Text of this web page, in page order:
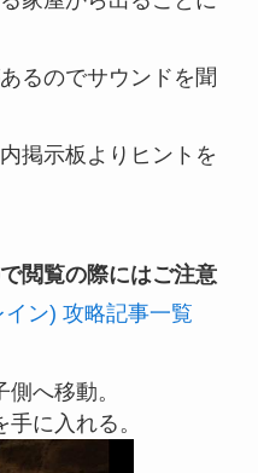
るのでサウンドを聞
掲示板よりヒントを
閲覧の際にはご注意
ン) 攻略記事一覧
へ移動。
に入れる。